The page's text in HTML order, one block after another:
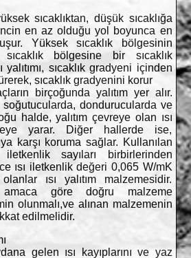
sıcaklıktan, düşük sıcaklığa
en az olduğu yol boyunca en
Yüksek sıcaklık bölgesinin
bölgesine bir sıcaklık
sıcaklık gradyeni içinden
sıcaklık gradyenini korur
birçoğunda yalıtım yer alır.
soğutucularda, dondurucularda ve
halde, yalıtım çevreye olan ısı
yarar. Diğer hallerde ise,
karşı koruma sağlar. Kullanılan
iletkenlik sayıları birbirlerinden
ısı iletkenlik değeri 0,065 W/mK
ısı yalıtım malzemesidir.
göre doğru malzeme
olunmalı,ve alınan malzemenin
edilmelidir.
gelen ısı kayıplarını ve yaz